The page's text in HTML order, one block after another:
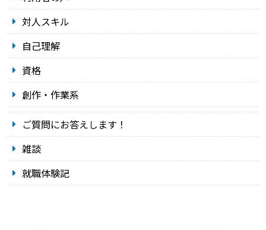
対人スキル
自己理解
資格
創作・作業系
ご質問にお答えします！
雑談
就職体験記